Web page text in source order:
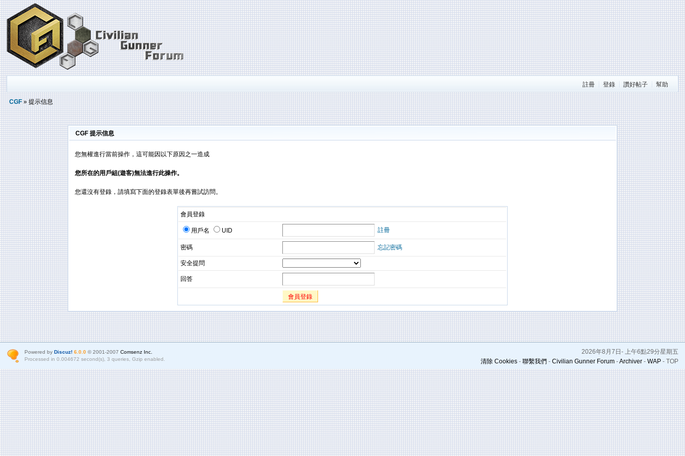
註冊 登錄 讚好帖子 幫助
CGF» 提示信息
CGF 提示信息
您無權進行當前操作，這可能因以下原因之一造成
您所在的用戶組(遊客)無法進行此操作。
您還沒有登錄，請填寫下面的登錄表單後再嘗試訪問。
會員登錄
用戶名 UID 註冊
密碼 忘記密碼
安全提問
回答
會員登錄
2026年8月7日- 上午6點29分星期五
清除 Cookies- 聯繫我們 - Civilian Gunner Forum-Archiver- WAP- TOP
Powered byDiscuz! 6.0.0 © 2001-2007Comsenz Inc.
Processed in 0.004672 second(s), 3 queries, Gzip enabled.